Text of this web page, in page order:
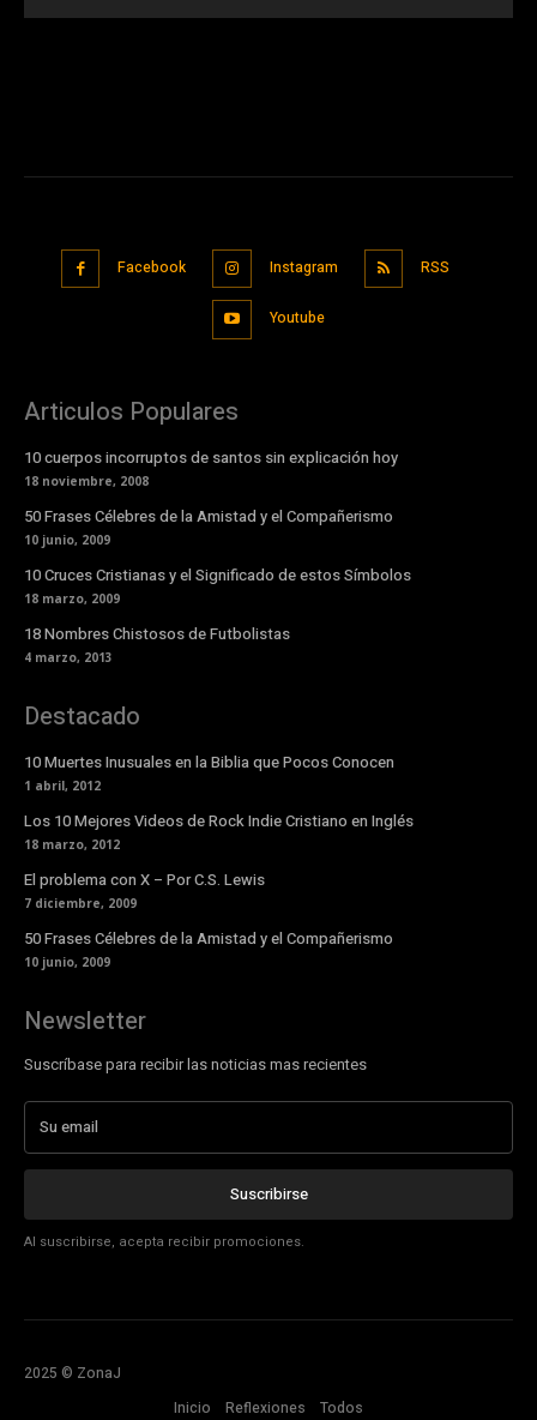
Facebook Instagram RSS
Youtube
Articulos Populares
10 cuerpos incorruptos de santos sin explicación hoy
18 noviembre, 2008
50 Frases Célebres de la Amistad y el Compañerismo
10 junio, 2009
10 Cruces Cristianas y el Significado de estos Símbolos
18 marzo, 2009
18 Nombres Chistosos de Futbolistas
4 marzo, 2013
Destacado
10 Muertes Inusuales en la Biblia que Pocos Conocen
1 abril, 2012
Los 10 Mejores Videos de Rock Indie Cristiano en Inglés
18 marzo, 2012
El problema con X – Por C.S. Lewis
7 diciembre, 2009
50 Frases Célebres de la Amistad y el Compañerismo
10 junio, 2009
Newsletter
Suscríbase para recibir las noticias mas recientes
Suscribirse
Al suscribirse, acepta recibir promociones.
2025 © ZonaJ
Inicio
Reflexiones Todos